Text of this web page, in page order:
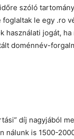
szóló
foglaltak le egy .ro
használati jogát,
doménnév-
díj nagyjából
nálunk is 1500-